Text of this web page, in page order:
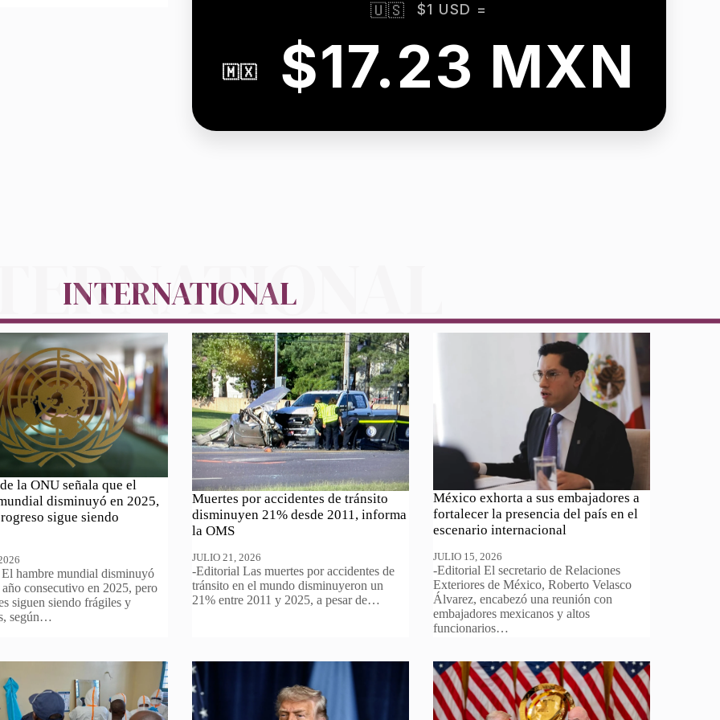
🇺🇸 $1 USD =
🇲🇽 $17.23 MXN
INTERNATIONAL
la ONU señala que el
disminuyó en 2025,
sigue siendo
hambre mundial disminuyó
consecutivo en 2025, pero
siguen siendo frágiles y
según…
Muertes por accidentes de tránsito
disminuyen 21% desde 2011, informa
la OMS
JULIO 21, 2026
-Editorial Las muertes por accidentes de
tránsito en el mundo disminuyeron un
21% entre 2011 y 2025, a pesar de…
México exhorta a sus embajadores a
fortalecer la presencia del país en el
escenario internacional
JULIO 15, 2026
-Editorial El secretario de Relaciones
Exteriores de México, Roberto Velasco
Álvarez, encabezó una reunión con
embajadores mexicanos y altos
funcionarios…